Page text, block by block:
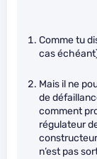
Comme tu
cas
Mais il ne
de
comment
régulateur
n’est pas